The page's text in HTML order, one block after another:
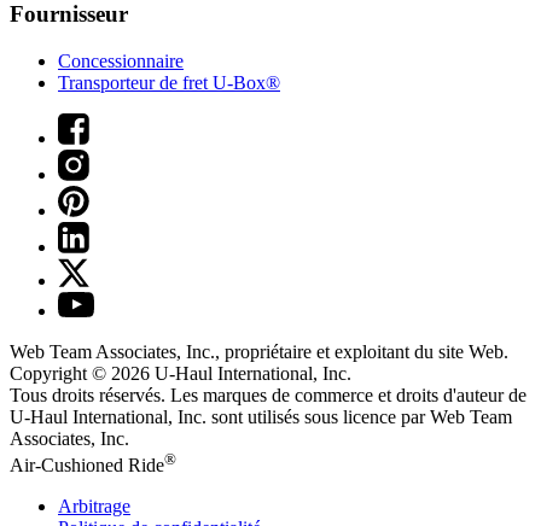
Fournisseur
Concessionnaire
Transporteur de fret U-Box®
Web Team Associates, Inc., propriétaire et exploitant du site Web.
Copyright © 2026 U-Haul International, Inc.
Tous droits réservés. Les marques de commerce et droits d'auteur de
U-Haul International, Inc. sont utilisés sous licence par Web Team
Associates, Inc.
Air-Cushioned Ride®
Arbitrage